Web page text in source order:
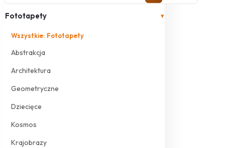
Fototapety ▾
Wszystkie: Fototapety
Abstrakcja
Architektura
Geometryczne
Dziecięce
Kosmos
Krajobrazy